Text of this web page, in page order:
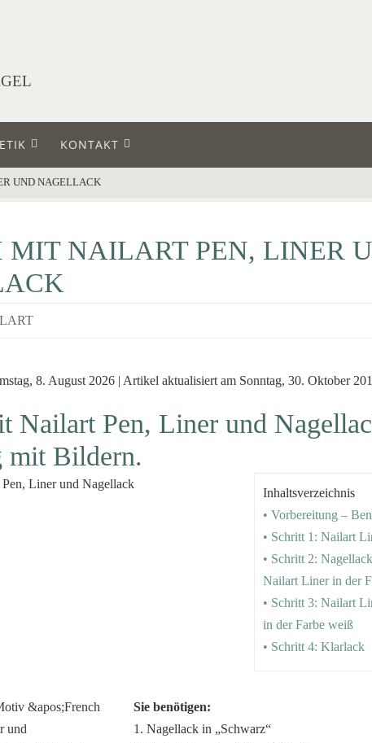
KONTAKT
UND NAGELLACK
MIT NAILART PEN, LINER
8. August 2026 | Artikel aktualisiert am Sonntag, 30. Oktober
Nailart Pen, Liner und
mit Bildern.
Inhaltsverzeichnis
• Vorbereitung –
• Schritt 1: Nailart
• Schritt 2:
Nailart Liner in der
• Schritt 3: Nailart
in der Farbe weiß
• Schritt 4: Klarlack
Sie benötigen:
1. Nagellack in „Schwarz“